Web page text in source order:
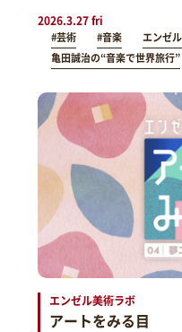
2026.3.27 fri
#芸術 #音楽
エンゼ
亀田誠治の“音楽で世界旅行”
エンゼル美術ラボ
アートをみる目